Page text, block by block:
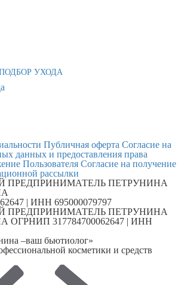
ПОДБОР УХОДА
Публичная оферта Согласие на
данных и предоставления права
Пользователя Согласие на получение
рассылки
ПРЕДПРИНИМАТЕЛЬ ПЕТРУНИНА
| ИНН 695000079797
ПРЕДПРИНИМАТЕЛЬ ПЕТРУНИНА
317784700062647 | ИНН
–ваш бьютиолог»
косметики и средств